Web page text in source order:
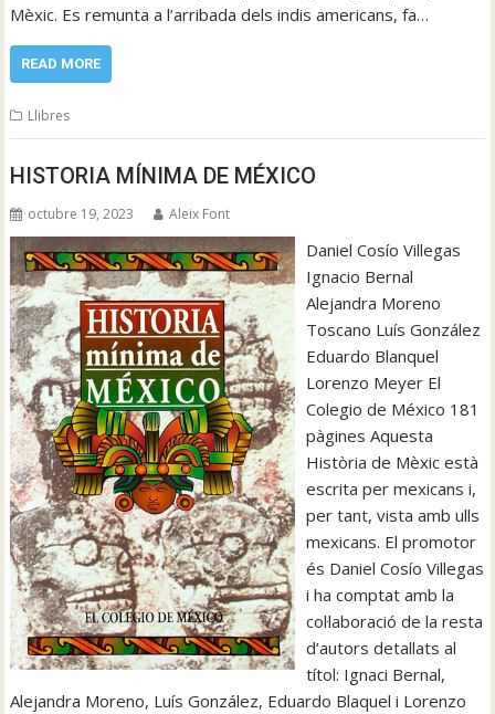
Mèxic. Es remunta a l’arribada dels indis americans, fa…
READ MORE
Llibres
HISTORIA MÍNIMA DE MÉXICO
octubre 19, 2023 Aleix Font
Daniel Cosío Villegas
Ignacio Bernal
Alejandra Moreno
Toscano Luís González
Eduardo Blanquel
Lorenzo Meyer El
Colegio de México 181
pàgines Aquesta
Història de Mèxic està
escrita per mexicans i,
per tant, vista amb ulls
mexicans. El promotor
és Daniel Cosío Villegas
i ha comptat amb la
col·laboració de la resta
d’autors detallats al
títol: Ignaci Bernal,
Alejandra Moreno, Luís González, Eduardo Blaquel i Lorenzo